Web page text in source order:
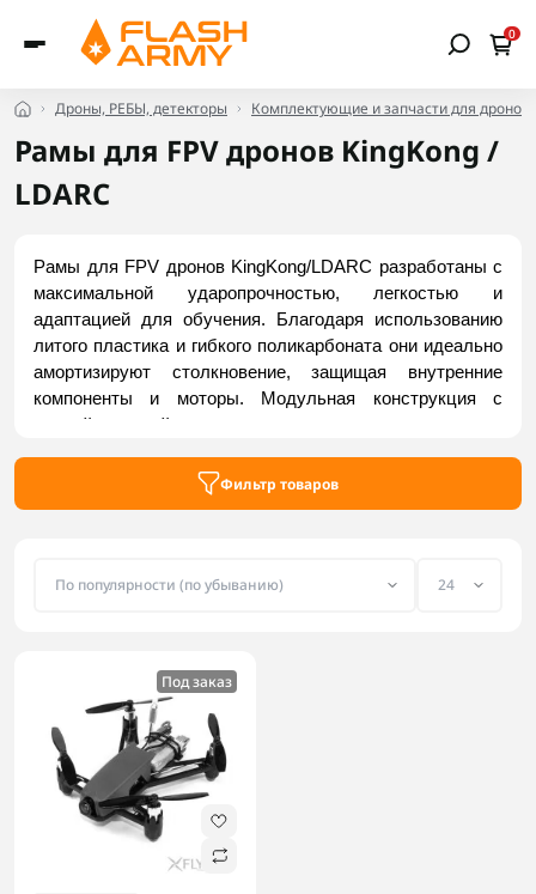
0
Дроны, РЕБЫ, детекторы Комплектующие и запчасти для дронов
Рамы для FPV дронов KingKong /
LDARC
Рамы для FPV дронов KingKong/LDARC разработаны с
максимальной ударопрочностью, легкостью и
адаптацией для обучения. Благодаря использованию
литого пластика и гибкого поликарбоната они идеально
амортизируют столкновение, защищая внутренние
компоненты и моторы. Модульная конструкция с
полной защитой пропеллеров, доступность и простота
тренировок и полетов в помещениях. Купить
Фильтр товаров
Под заказ